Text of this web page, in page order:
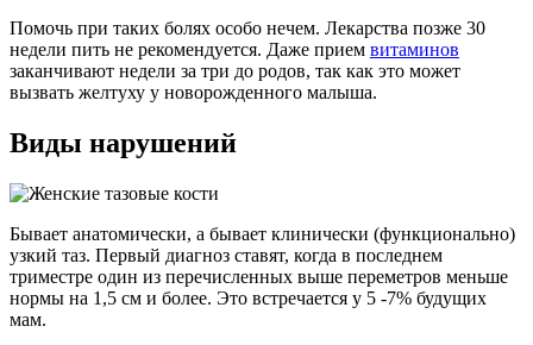
Помочь при таких болях особо нечем. Лекарства позже 30
недели пить не рекомендуется. Даже прием витаминов
заканчивают недели за три до родов, так как это может
вызвать желтуху у новорожденного малыша.
Виды нарушений
Бывает анатомически, а бывает клинически (функционально)
узкий таз. Первый диагноз ставят, когда в последнем
триместре один из перечисленных выше переметров меньше
нормы на 1,5 см и более. Это встречается у 5 -7% будущих
мам.